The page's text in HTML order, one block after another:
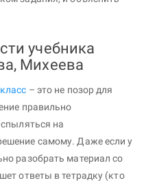
учебника
Михеева
– это не позор для
правильно
на
самому. Даже если у
разобрать материал со
ответы в тетрадку (кто